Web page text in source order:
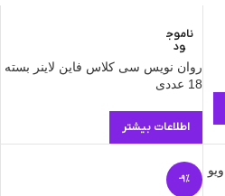
ناموج
ود
روان نویس سی کلاس فاین لاینر بسته
18 عددی
اطلاعات بیشتر
-9%